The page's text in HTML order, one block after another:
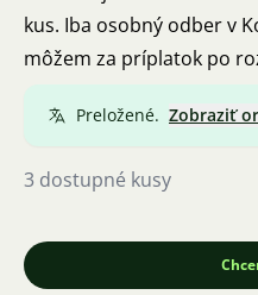
kus. Iba osobný odber v
môžem za príplatok po
Preložené. Zobraziť
3 dostupné kusy